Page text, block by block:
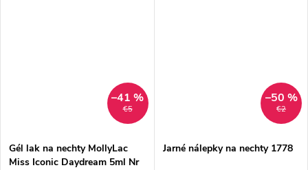
€5
–41 %
Gél lak na nechty MollyLac
Miss Iconic Daydream 5ml Nr
€2
–50 %
Jarné nálepky na nechty 1778